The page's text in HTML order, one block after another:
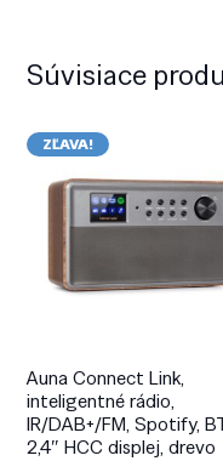
Súvisiace
ZĽAVA!
Auna Connect Link,
inteligentné rádio,
IR/DAB+/FM, Spotify,
2,4″ HCC displej, drevo